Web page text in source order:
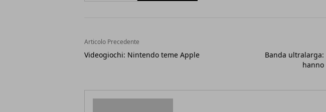
Articolo Precedente
Videogiochi: Nintendo teme Apple
Banda ultralarga: